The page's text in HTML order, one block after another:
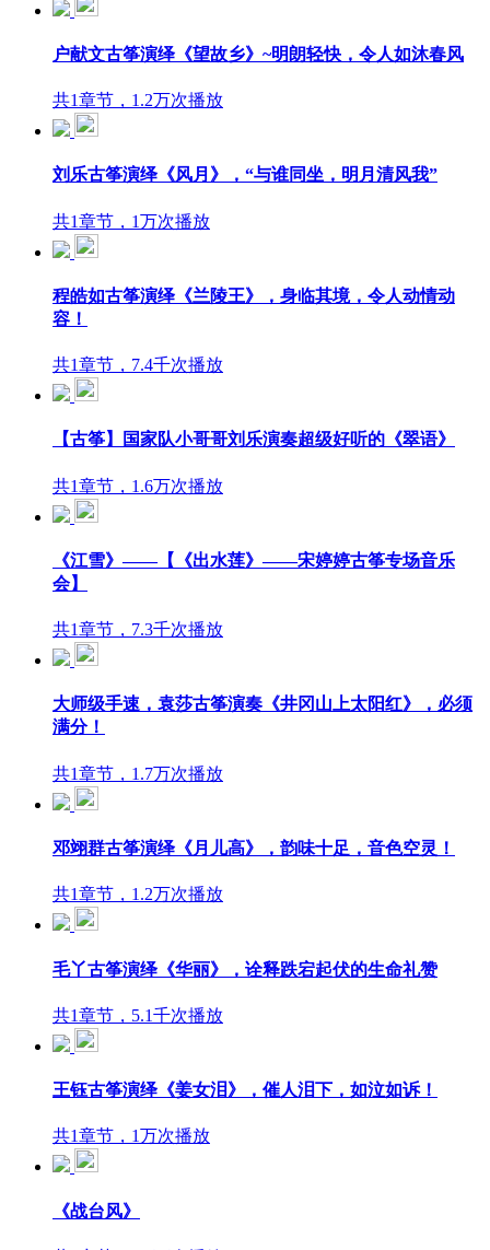
户献文古筝演绎《望故乡》~明朗轻快，令人如沐春风
共1章节，1.2万次播放
刘乐古筝演绎《风月》，“与谁同坐，明月清风我”
共1章节，1万次播放
程皓如古筝演绎《兰陵王》，身临其境，令人动情动
容！
共1章节，7.4千次播放
【古筝】国家队小哥哥刘乐演奏超级好听的《翠语》
共1章节，1.6万次播放
《江雪》——【《出水莲》——宋婷婷古筝专场音乐
会】
共1章节，7.3千次播放
大师级手速，袁莎古筝演奏《井冈山上太阳红》，必须
满分！
共1章节，1.7万次播放
邓翊群古筝演绎《月儿高》，韵味十足，音色空灵！
共1章节，1.2万次播放
毛丫古筝演绎《华丽》，诠释跌宕起伏的生命礼赞
共1章节，5.1千次播放
王钰古筝演绎《姜女泪》，催人泪下，如泣如诉！
共1章节，1万次播放
《战台风》